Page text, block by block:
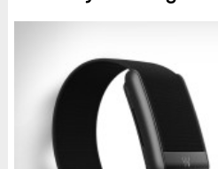
NÁRAMEK CIRQA
INDEX SLEEP MONITOR
Zdroj: Gadgets and Wearables